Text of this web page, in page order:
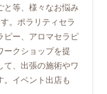
と等、様々なお悩み
。ポラリティセラ
ピー、アロマセラピ
ークショップを提
て、出張の施術やワ
。イベント出店も